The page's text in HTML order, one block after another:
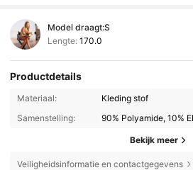
Model draagt:S
Lengte: 170.0
Productdetails
Materiaal:
Kleding stof
Samenstelling:
90% Polyamide, 10%
Bekijk meer
Veiligheidsinformatie en contactgegevens